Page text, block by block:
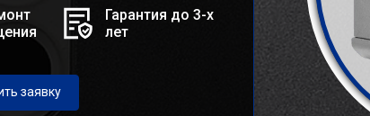
Гарантия до 3-х
лет
заявку